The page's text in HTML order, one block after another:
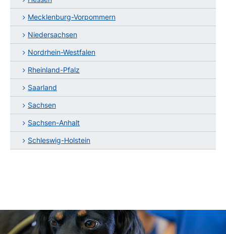
Mecklenburg-Vorpommern
Niedersachsen
Nordrhein-Westfalen
Rheinland-Pfalz
Saarland
Sachsen
Sachsen-Anhalt
Schleswig-Holstein